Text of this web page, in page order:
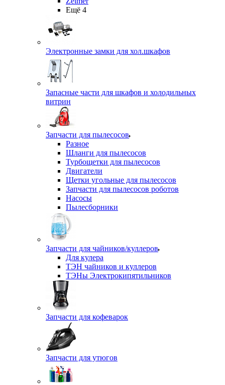
Ещё 4
Электронные замки для хол.шкафов
Запасные части для шкафов и холодильных
витрин
Запчасти для пылесосов
Разное
Шланги для пылесосов
Турбощетки для пылесосов
Двигатели
Щетки угольные для пылесосов
Запчасти для пылесосов роботов
Насосы
Пылесборники
Запчасти для чайников/куллеров
Для кулера
ТЭН чайников и куллеров
ТЭНы Электрокипятильников
Запчасти для кофеварок
Запчасти для утюгов